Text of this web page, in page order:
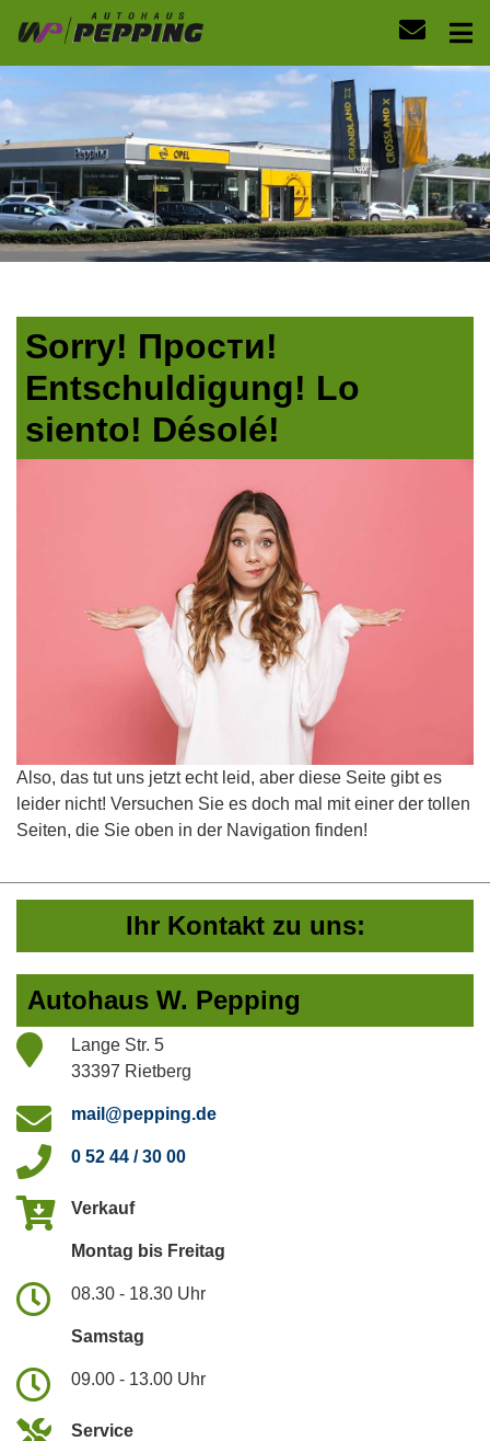
Sorry! Прости!
Entschuldigung! Lo
siento! Désolé!
Also, das tut uns jetzt echt leid, aber diese Seite gibt es
leider nicht! Versuchen Sie es doch mal mit einer der tollen
Seiten, die Sie oben in der Navigation finden!
Ihr Kontakt zu uns:
Autohaus W. Pepping
Lange Str. 5
33397 Rietberg
mail@pepping.de
0 52 44 / 30 00
Verkauf
Montag bis Freitag
08.30 - 18.30 Uhr
Samstag
09.00 - 13.00 Uhr
Service